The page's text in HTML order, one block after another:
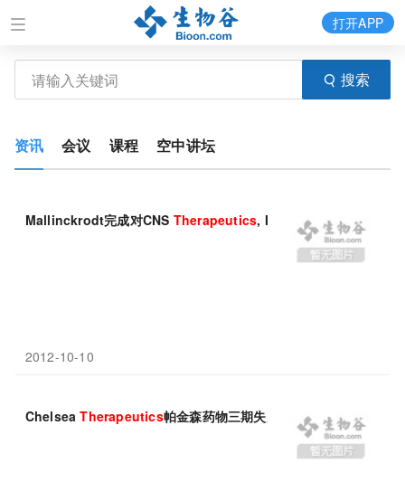
搜索
打开APP
资讯 会议 课程 空中讲坛
Mallinckrodt完成对CNS Therapeutics, Inc.的收购
2012-10-10
ChelseaTherapeutics帕金森药物三期失败